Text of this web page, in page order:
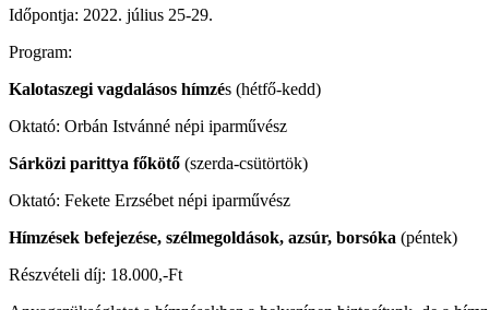
Időpontja: 2022. július 25-29.
Program:
Kalotaszegi vagdalásos hímzés (hétfő-kedd)
Oktató: Orbán Istvánné népi iparművész
Sárközi parittya főkötő (szerda-csütörtök)
Oktató: Fekete Erzsébet népi iparművész
Hímzések befejezése, szélmegoldások, azsúr, borsóka (péntek)
Részvételi díj: 18.000,-Ft